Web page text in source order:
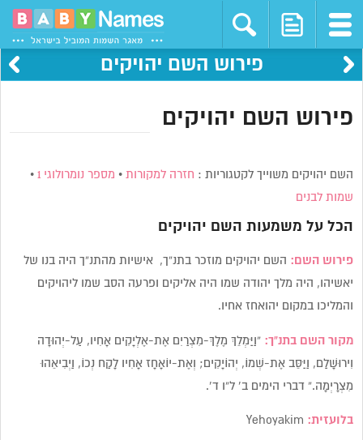
פירוש השם יהויקים
פירוש השם יהויקים
השם יהויקים משוייך לקטגוריות : חזרה למקורות • מספר נומרולוגי 1 •
שמות לבנים
הכל על משמעות השם יהויקים
פירוש השם: השם יהויקים מוזכר בתנ”ך, אישיות מהתנ”ך היה בנו של
יאשיהו, היה מלך יהודה שמו היה אליקים ופרעה הסב שמו ליהויקים
והמליכו במקום יהואחז אחיו.
מקור השם בתנ”ך: “וַיַּמְלֵךְ מֶלֶךְ-מִצְרַיִם אֶת-אֶלְיָקִים אָחִיו, עַל-יְהוּדָה
וִירוּשָׁלִַם, וַיַּסֵּב אֶת-שְׁמוֹ, יְהוֹיָקִים; וְאֶת-יוֹאָחָז אָחִיו לָקַח נְכוֹ, וַיְבִיאֵהוּ
מִצְרָיְמָה.” דברי הימים ב’ ל”ו ד’.
בלועזית: